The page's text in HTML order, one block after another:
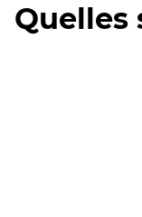
Quelles